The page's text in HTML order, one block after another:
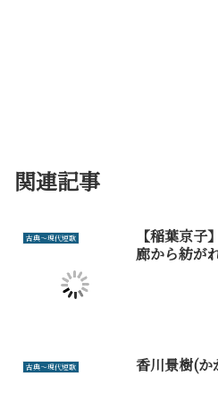
関連記事
古典～現代短歌
【稲葉京
廊から紡が
古典～現代短歌 香川景樹(